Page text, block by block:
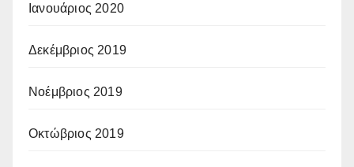
Ιανουάριος 2020
Δεκέμβριος 2019
Νοέμβριος 2019
Οκτώβριος 2019